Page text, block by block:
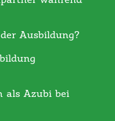
Ausbildung?
als Azubi bei